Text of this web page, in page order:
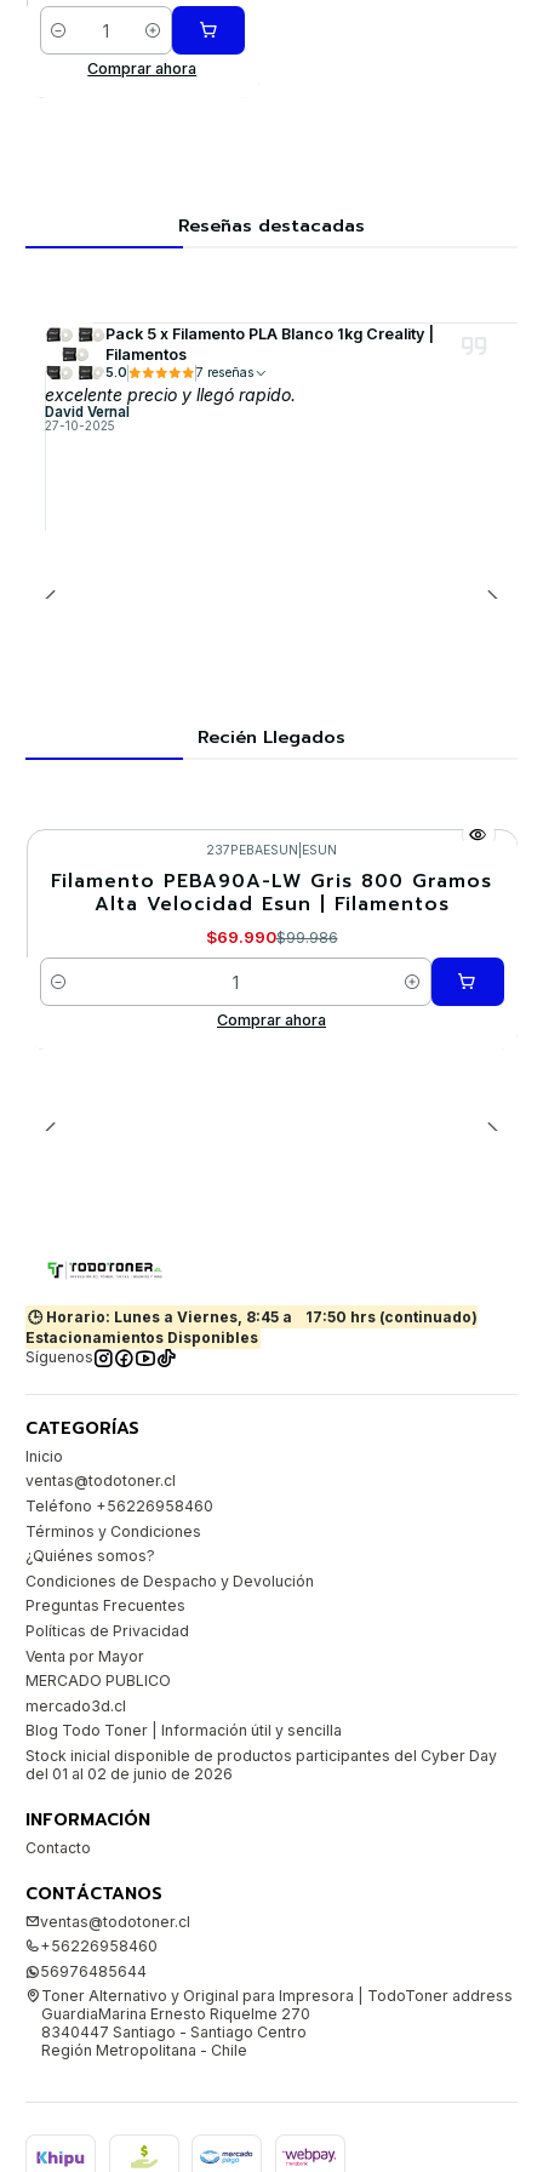
Cantidad
Comprar ahora
Reseñas destacadas
Pack 5 x Filamento PLA Blanco 1kg Creality |
Filamentos
5.0 7 reseñas
excelente precio y llegó rapido.
David Vernal
27-10-2025
Recién Llegados
-30%
237PEBAESUN ESUN
Filamento PEBA90A-LW Gris 800 Gramos
Alta Velocidad Esun | Filamentos
$69.990$99.986
Cantidad
Comprar ahora
🕒 Horario: Lunes a Viernes, 8:45 a
17:50 hrs (continuado)
Estacionamientos Disponibles
Síguenos
CATEGORÍAS
Inicio
ventas@todotoner.cl
Teléfono +56226958460
Términos y Condiciones
¿Quiénes somos?
Condiciones de Despacho y Devolución
Preguntas Frecuentes
Políticas de Privacidad
Venta por Mayor
MERCADO PUBLICO
mercado3d.cl
Blog Todo Toner | Información útil y sencilla
Stock inicial disponible de productos participantes del Cyber Day
del 01 al 02 de junio de 2026
INFORMACIÓN
Contacto
CONTÁCTANOS
ventas@todotoner.cl
+56226958460
56976485644
Toner Alternativo y Original para Impresora | TodoToner address
GuardiaMarina Ernesto Riquelme 270
8340447 Santiago - Santiago Centro
Región Metropolitana - Chile